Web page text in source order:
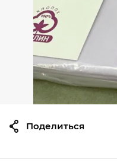
Поделиться